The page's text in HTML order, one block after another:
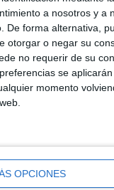
a nosotros y a
De forma alternativa,
otorgar o negar su
no requerir de su
se
momento
OPCIONES
el centro de
para dar
los valores de
organizativos,
hacia el